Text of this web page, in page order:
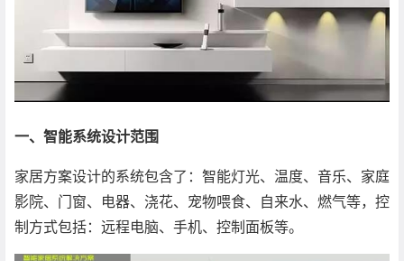
一、智能系统设计范围
家居方案设计的系统包含了：智能灯光、温度、音乐、家庭
影院、门窗、电器、浇花、宠物喂食、自来水、燃气等，控
制方式包括：远程电脑、手机、控制面板等。